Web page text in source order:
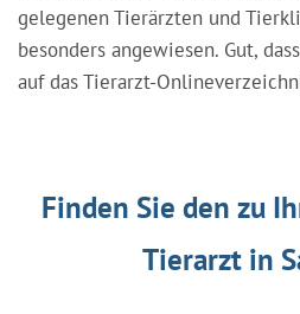
gelegenen Tierärzten und
besonders angewiesen. Gut,
auf das Tierarzt-
Finden Sie den zu
Tierarzt in